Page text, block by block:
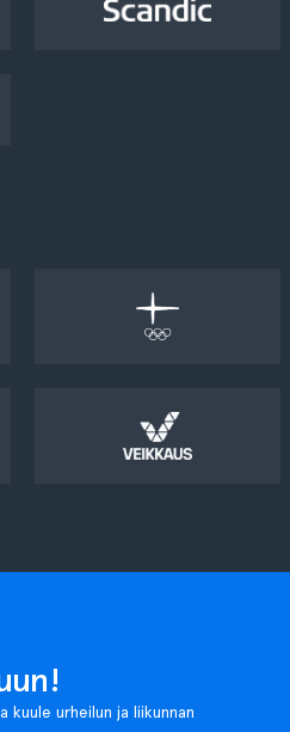
kuule urheilun ja liikunnan